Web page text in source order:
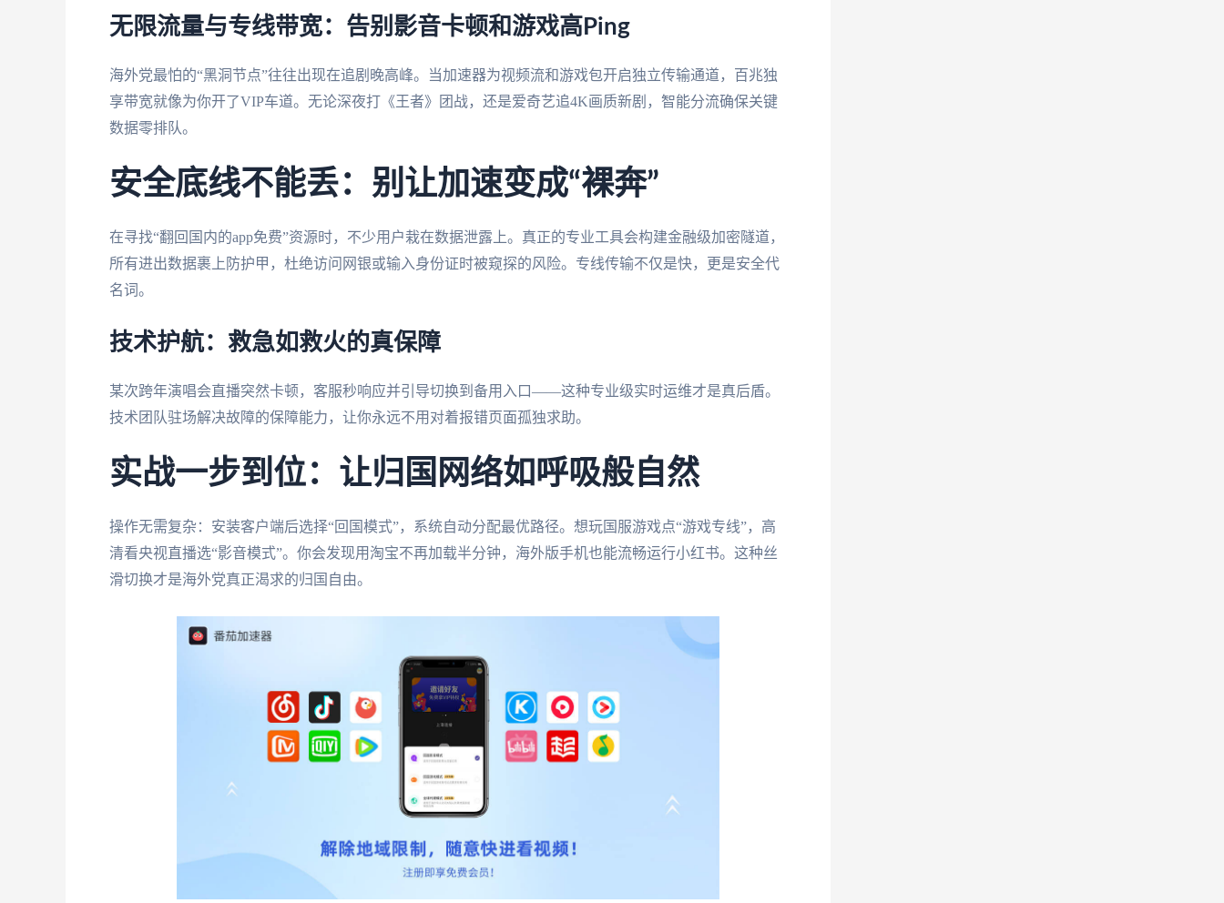
无限流量与专线带宽：告别影音卡顿和游戏高Ping
海外党最怕的“黑洞节点”往往出现在追剧晚高峰。当加速器为视频流和游戏包开启独立传输通道，百兆独
享带宽就像为你开了VIP车道。无论深夜打《王者》团战，还是爱奇艺追4K画质新剧，智能分流确保关键
数据零排队。
安全底线不能丢：别让加速变成“裸奔”
在寻找“翻回国内的app免费”资源时，不少用户栽在数据泄露上。真正的专业工具会构建金融级加密隧道，
所有进出数据裹上防护甲，杜绝访问网银或输入身份证时被窥探的风险。专线传输不仅是快，更是安全代
名词。
技术护航：救急如救火的真保障
某次跨年演唱会直播突然卡顿，客服秒响应并引导切换到备用入口——这种专业级实时运维才是真后盾。
技术团队驻场解决故障的保障能力，让你永远不用对着报错页面孤独求助。
实战一步到位：让归国网络如呼吸般自然
操作无需复杂：安装客户端后选择“回国模式”，系统自动分配最优路径。想玩国服游戏点“游戏专线”，高
清看央视直播选“影音模式”。你会发现用淘宝不再加载半分钟，海外版手机也能流畅运行小红书。这种丝
滑切换才是海外党真正渴求的归国自由。